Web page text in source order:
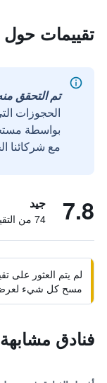
تقييمات حول
تم التحقق منه
الحجوزات
مع شركائنا
7.8 جيد
74 من التقييمات تم التحقق منها
لم يتم العثور على
مسح كل شيء لعرض
فنادق